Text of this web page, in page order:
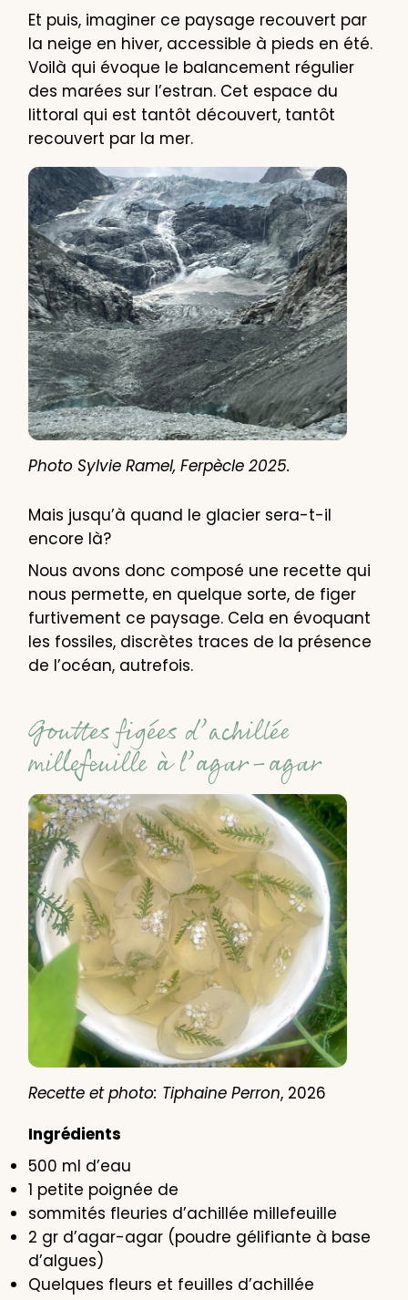
Et puis, imaginer ce paysage recouvert par
la neige en hiver, accessible à pieds en été.
Voilà qui évoque le balancement régulier
des marées sur l’estran. Cet espace du
littoral qui est tantôt découvert, tantôt
recouvert par la mer.
Photo Sylvie Ramel, Ferpècle 2025.
Mais jusqu’à quand le glacier sera-t-il
encore là?
Nous avons donc composé une recette qui
nous permette, en quelque sorte, de figer
furtivement ce paysage. Cela en évoquant
les fossiles, discrètes traces de la présence
de l’océan, autrefois.
Gouttes figées d’achillée
millefeuille à l’agar-agar
Recette et photo: Tiphaine Perron, 2026
Ingrédients
500 ml d’eau
1 petite poignée de
sommités fleuries d’achillée millefeuille
2 gr d’agar-agar (poudre gélifiante à base
d’algues)
Quelques fleurs et feuilles d’achillée